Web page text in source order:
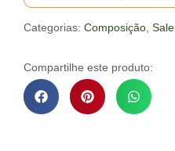
Categorias: Composição Sale
Compartilhe este produto: